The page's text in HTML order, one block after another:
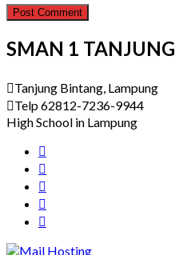
SMAN 1
Tanjung Bintang, Lampung
Telp 62812-7236-9944
High School in Lampung